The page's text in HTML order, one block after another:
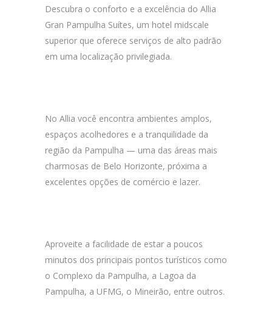
Descubra o conforto e a excelência do Allia
Gran Pampulha Suítes, um hotel midscale
superior que oferece serviços de alto padrão
em uma localização privilegiada.
No Allia você encontra ambientes amplos,
espaços acolhedores e a tranquilidade da
região da Pampulha — uma das áreas mais
charmosas de Belo Horizonte, próxima a
excelentes opções de comércio e lazer.
Aproveite a facilidade de estar a poucos
minutos dos principais pontos turísticos como
o Complexo da Pampulha, a Lagoa da
Pampulha, a UFMG, o Mineirão, entre outros.